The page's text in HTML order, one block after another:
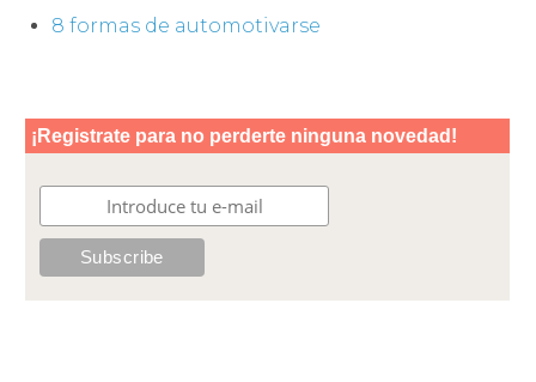
8 formas de automotivarse